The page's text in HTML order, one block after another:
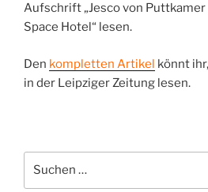
Aufschrift „Jesco von Puttkamer
Space Hotel“ lesen.
Den kompletten Artikel könnt
in der Leipziger Zeitung lesen.
nach: